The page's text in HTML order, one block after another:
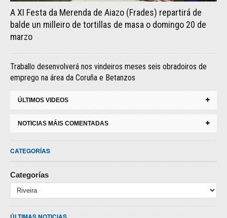
A XI Festa da Merenda de Aiazo (Frades) repartirá de
balde un milleiro de tortillas de masa o domingo 20 de
marzo
Traballo desenvolverá nos vindeiros meses seis obradoiros de
emprego na área da Coruña e Betanzos
ÚLTIMOS VIDEOS
NOTICIAS MÁIS COMENTADAS
CATEGORÍAS
Categorías